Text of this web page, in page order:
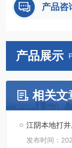
产品咨
产品展示
相关文
江阴本地打
发布时间：